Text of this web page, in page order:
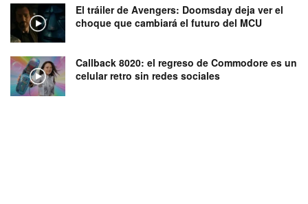
El tráiler de Avengers: Doomsday deja ver el
choque que cambiará el futuro del MCU
Callback 8020: el regreso de Commodore es un
celular retro sin redes sociales